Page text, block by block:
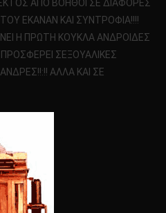
ΑΠΟ ΒΟΗΘΟΙ ΣΕ ΔΙΑΦΟΡΕΣ
ΕΚΑΝΑΝ ΚΑΙ ΣΥΝΤΡΟΦΙΑ!!!!
Η ΠΡΩΤΗ ΚΟΥΚΛΑ ΑΝΔΡΟΙΔΕΣ
ΣΕΞΟΥΑΛΙΚΕΣ
ΑΛΛΑ ΚΑΙ ΣΕ